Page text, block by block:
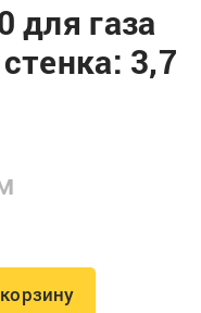
для газа
3,7